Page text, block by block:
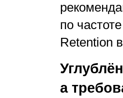
по
Retention
а